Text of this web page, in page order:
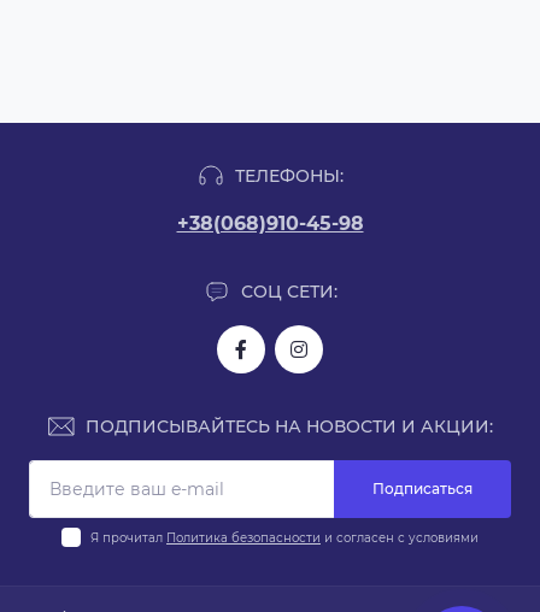
ТЕЛЕФОНЫ:
+38(068)910-45-98
СОЦ СЕТИ:
ПОДПИСЫВАЙТЕСЬ НА НОВОСТИ И АКЦИИ:
Подписаться
Я прочитал Политика безопасности и согласен с условиями